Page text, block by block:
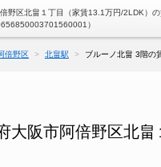
野区北畠１丁目（家賃13.1万円/2LDK）
）
倍野区 北畠駅 ブルーノ北畠 3階の
大阪市阿倍野区北